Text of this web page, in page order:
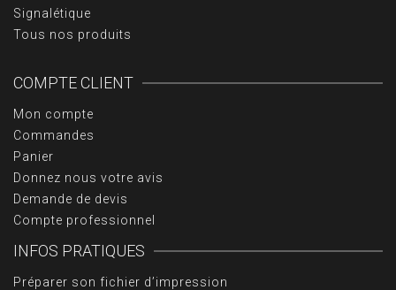
Signalétique
Tous nos produits
COMPTE CLIENT
Mon compte
Commandes
Panier
Donnez nous votre avis
Demande de devis
Compte professionnel
INFOS PRATIQUES
Préparer son fichier d’impression